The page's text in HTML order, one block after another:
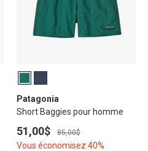
Patagonia
Short Baggies pour homme
51,00$ 85,00$
Vous économisez 40%